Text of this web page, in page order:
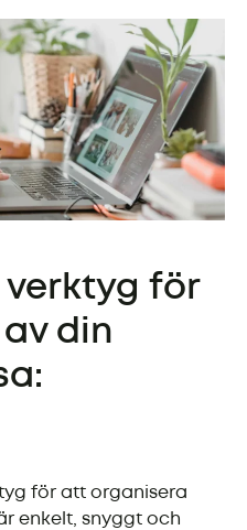
verktyg för
din
för att organisera
enkelt, snyggt och